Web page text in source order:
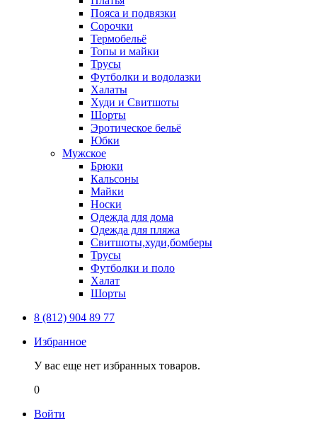
Пояса и подвязки
Сорочки
Термобельё
Топы и майки
Трусы
Футболки и водолазки
Халаты
Худи и Свитшоты
Шорты
Эротическое бельё
Юбки
Мужское
Брюки
Кальсоны
Майки
Носки
Одежда для дома
Одежда для пляжа
Свитшоты,худи,бомберы
Трусы
Футболки и поло
Халат
Шорты
8 (812) 904 89 77
Избранное
У вас еще нет избранных товаров.
0
Войти